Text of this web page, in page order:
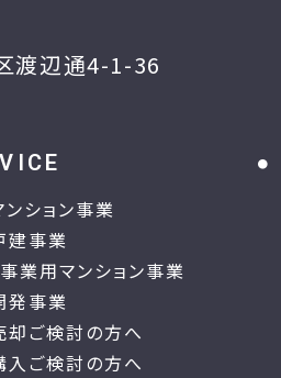
渡辺通4-1-36
ション事業
建事業
業用マンション事業
発事業
却ご検討の方へ
入ご検討の方へ